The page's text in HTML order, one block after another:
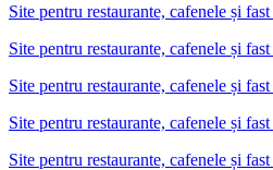
Site pentru restaurante, cafenele și
Site pentru restaurante, cafenele și
Site pentru restaurante, cafenele și
Site pentru restaurante, cafenele și
Site pentru restaurante, cafenele și